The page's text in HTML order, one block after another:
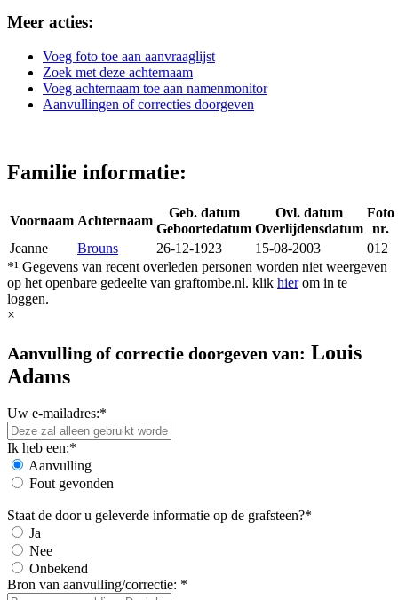
Meer acties:
Voeg foto toe aan aanvraaglijst
Zoek met deze achternaam
Voeg achternaam toe aan namenmonitor
Aanvullingen of correcties doorgeven
Familie informatie:
Voornaam Achternaam
Geb. datum
Geboortedatum
Ovl. datum
Overlijdensdatum
Foto
nr.
Jeanne
Brouns 26-12-1923 15-08-2003
012
*¹ Gegevens van recent overleden personen worden niet weergeven
op het openbare gedeelte van graftombe.nl. klik hierom in te
loggen.
×
Aanvulling of correctie doorgeven van: Louis
Adams
Uw e-mailadres:*
Ik heb een:*
Aanvulling
Fout gevonden
Staat de door u geleverde informatie op de grafsteen?*
Ja
Nee
Onbekend
Bron van aanvulling/correctie: *